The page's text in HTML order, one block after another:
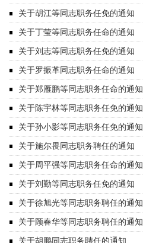
关于胡江等同志职务任免的通知
关于丁莹等同志职务任命的通知
关于刘志等同志职务任免的通知
关于罗振革同志职务任命的通知
关于郑雁鹏等同志职务任命的通知
关于陈宇林等同志职务任免的通知
关于孙小影等同志职务任免的通知
关于施尔畏同志职务聘任的通知
关于周平强等同志职务任命的通知
关于刘勤等同志职务任免的通知
关于徐旭光等同志职务聘任的通知
关于顾春华等同志职务聘任的通知
关于胡鹏同志职务聘任的通知